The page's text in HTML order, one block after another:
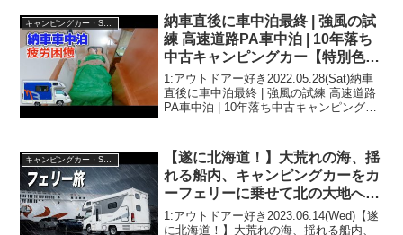
納車直後に車中泊最終 | 強風の試
練 高速道路PA車中泊 | 10年落ち
中古キャンピングカー【特別色青
マッシュ】
1:アウトドアー好き2022.05.28(Sat)納車
直後に車中泊最終 | 強風の試練 高速道路
PA車中泊 | 10年落ち中古キャンピングカ
アー好き2022.05.2...
キャンピングカー・SUV人気車種
【遂に北海道！】大荒れの海、揺
れる船内、キャンピングカーをカ
ーフェリーに乗せて北の大地へ｜
車中泊旅｜北海道no.1
1:アウトドアー好き2023.06.14(Wed)【遂
に北海道！】大荒れの海、揺れる船内、